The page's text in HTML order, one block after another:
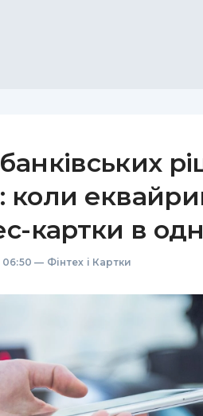
картки в
— Фінтех і Картки